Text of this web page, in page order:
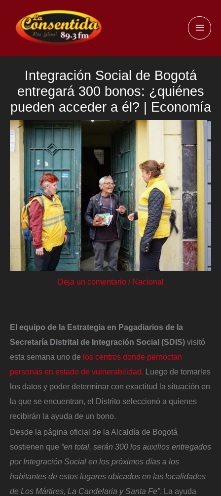
contenido
Integración Social de Bogotá
entregará 300 bonos: ¿quiénes
pueden acceder a él? | Economía
Deja un comentario / Nacional
El equipo de la Estrategia en Pagadiarios de la
Secretaría Distrital de Integración Social (SDIS) visitó
esta semana uno de los centros donde pernoctan
personas en estado de vulnerabilidad. Luego de tomarles
los datos y poder determinar con exactitud la situación en
la que se encuentran, el Distrito seleccionó a quienes
recibirán la ayuda de un bono.
Desde la página oficial de la Alcaldía de Bogotá
sostienen que “en total, serán 300 los auxilios entregados
por Integración Social en los próximos días a los
habitantes de estos lugares ubicados en las localidades
de Los Mártires, La Candelaria y Santa Fe”. La ayuda